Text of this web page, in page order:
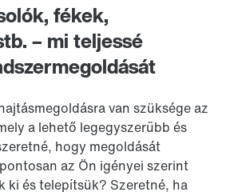
fékek,
– mi teljessé
van szüksége az
a lehető legegyszerűbb és
hogy megoldását
az Ön igényei szerint
ki és telepítsük? Szeretné, ha